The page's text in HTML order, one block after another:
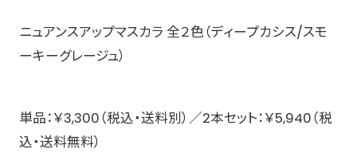
ニュアンスアップマスカラ 全２色（ディープカシス/スモ
ーキーグレージュ）
単品：￥3,300（税込・送料別）／2本セット：￥5,940（税
込・送料無料）